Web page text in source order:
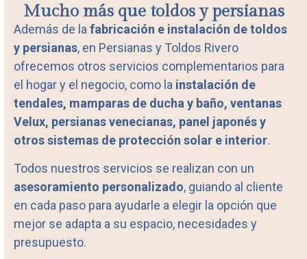
Mucho más que toldos y persianas
Además de la fabricación e instalación de toldos
y persianas, en Persianas y Toldos Rivero
ofrecemos otros servicios complementarios para
el hogar y el negocio, como la instalación de
tendales, mamparas de ducha y baño, ventanas
Velux, persianas venecianas, panel japonés y
otros sistemas de protección solar e interior.
Todos nuestros servicios se realizan con un
asesoramiento personalizado, guiando al cliente
en cada paso para ayudarle a elegir la opción que
mejor se adapta a su espacio, necesidades y
presupuesto.